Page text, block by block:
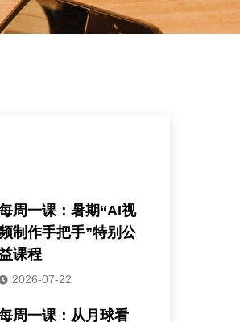
周一课：暑期“AI视
制作手把手”特别公
课程
2026-07-22
周一课：从月球看